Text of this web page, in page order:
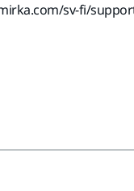
sv-fi/